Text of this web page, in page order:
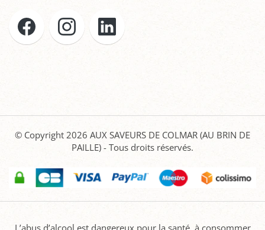
© Copyright 2026 AUX SAVEURS DE COLMAR (AU BRIN DE
PAILLE) - Tous droits réservés.